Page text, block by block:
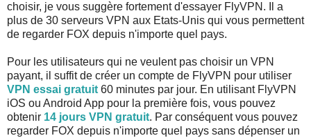
choisir, je vous suggère fortement d'essayer FlyVPN. Il a
plus de 30 serveurs VPN aux Etats-Unis qui vous permettent
de regarder FOX depuis n'importe quel pays.
Pour les utilisateurs qui ne veulent pas choisir un VPN
payant, il suffit de créer un compte de FlyVPN pour utiliser
VPN essai gratuit 60 minutes par jour. En utilisant FlyVPN
iOS ou Android App pour la première fois, vous pouvez
obtenir 14 jours VPN gratuit. Par conséquent vous pouvez
regarder FOX depuis n'importe quel pays sans dépenser un